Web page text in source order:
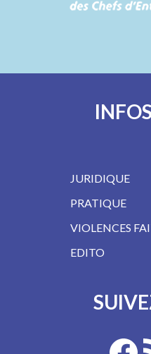
JURIDIQUE
PRATIQUE
VIOLENCES
EDITO